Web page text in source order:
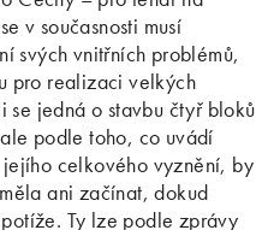
v současnosti musí
svých vnitřních problémů,
pro realizaci velkých
jedná o stavbu čtyř bloků
podle toho, co uvádí
celkového vyznění, by
ani začínat, dokud
Ty lze podle zprávy